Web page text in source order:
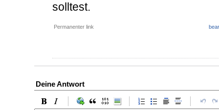
solltest.
Permanenter link
Deine Antwort